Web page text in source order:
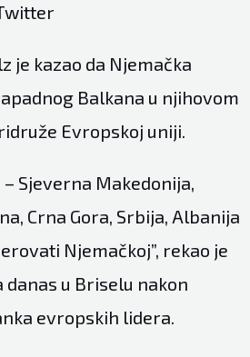
je kazao da Njemačka
Balkana u njihovom
Evropskoj uniji.
Sjeverna Makedonija,
Crna Gora, Srbija, Albanija
Njemačkoj”, rekao je
u Briselu nakon
evropskih lidera.